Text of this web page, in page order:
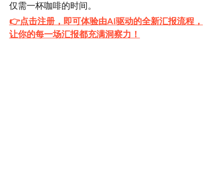
仅需一杯咖啡的时间。
👉点击注册，即可体验由AI驱动的全新汇报流程，
让你的每一场汇报都充满洞察力！